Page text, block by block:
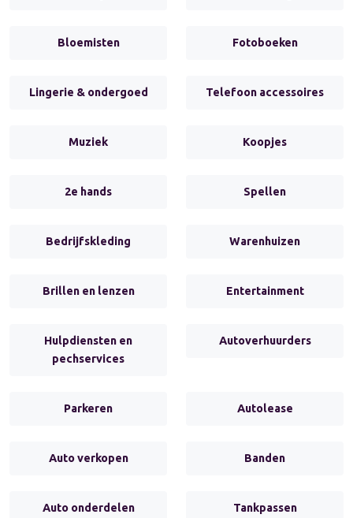
Bloemisten Fotoboeken
Lingerie & ondergoed Telefoon accessoires
Muziek Koopjes
2e hands Spellen
Bedrijfskleding Warenhuizen
Brillen en lenzen Entertainment
Hulpdiensten en
pechservices
Autoverhuurders
Parkeren Autolease
Auto verkopen Banden
Auto onderdelen Tankpassen